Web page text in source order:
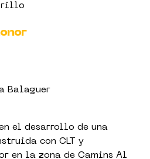
Balaguer
el desarrollo de una
con CLT y
en la zona de Camins Al